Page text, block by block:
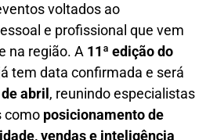
voltados ao
e profissional que vem
na região. A 11ª edição do
tem data confirmada e será
abril , reunindo especialistas
como posicionamento de
vendas e inteligência